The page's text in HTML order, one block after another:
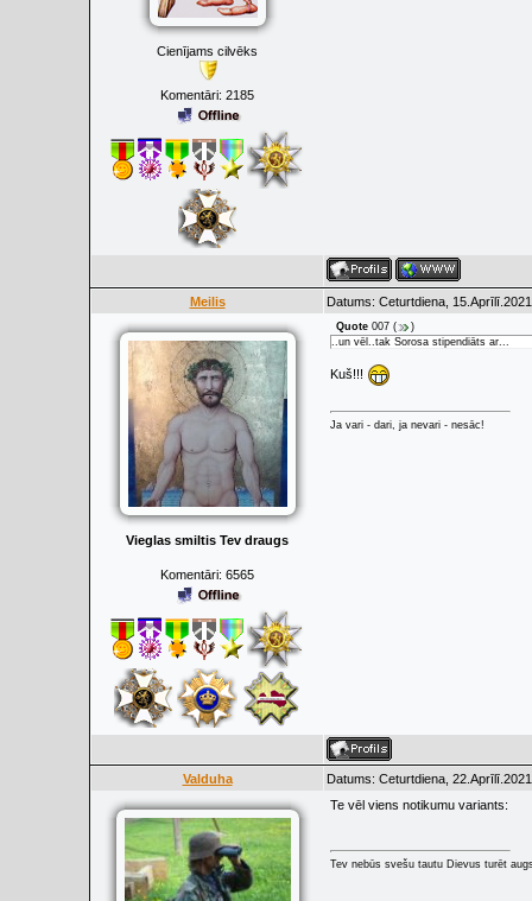
Cienījams cilvēks
Komentāri: 2185
Meilis Datums: Ceturtdiena,
Vieglas smiltis Tev draugs
Komentāri: 6565
Quote 007 (
)
..un vēl..tak Sorosa stipendiāts ar...
Kuš!!!
Ja vari - dari, ja nevari - nesāc!
Valduha Datums: Ceturtdiena,
Te vēl viens notikumu variants:
Tev nebūs svešu tautu Dievus turēt